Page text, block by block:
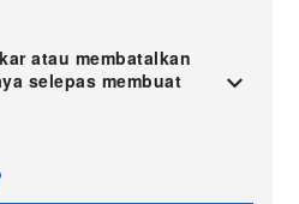
atau membatalkan
selepas membuat